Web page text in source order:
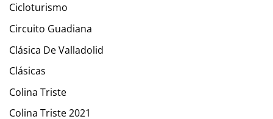
Cicloturismo
Circuito Guadiana
Clásica De Valladolid
Clásicas
Colina Triste
Colina Triste 2021